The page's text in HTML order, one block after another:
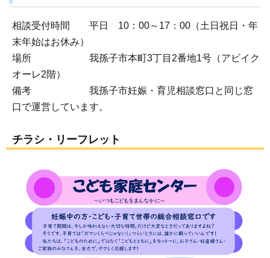
相談受付時間 平日 10：00～17：00（土日祝日・年
末年始はお休み）
場所 我孫子市本町3丁目2番地1号（アビイク
オーレ2階）
備考 我孫子市妊娠・育児相談窓口と同じ窓
口で運営しています。
チラシ・リーフレット